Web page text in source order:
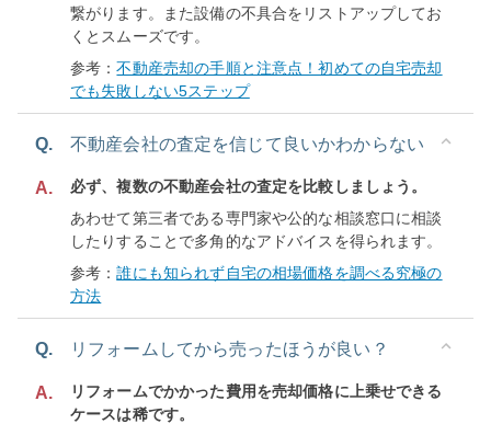
繋がります。また設備の不具合をリストアップしてお
くとスムーズです。
参考：不動産売却の手順と注意点！初めての自宅売却
でも失敗しない5ステップ
Q. 不動産会社の査定を信じて良いかわからない
A.
必ず、複数の不動産会社の査定を比較しましょう。
あわせて第三者である専門家や公的な相談窓口に相談
したりすることで多角的なアドバイスを得られます。
参考：誰にも知られず自宅の相場価格を調べる究極の
方法
Q. リフォームしてから売ったほうが良い？
A.
リフォームでかかった費用を売却価格に上乗せできる
ケースは稀です。